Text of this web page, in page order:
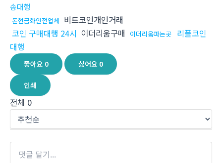
송대행
돈현금화안전업체 비트코인개인거래
코인 구매대행 24시 이더리움구매 이더리움파는곳
리플코인
대행
좋아요 0 싫어요 0
인쇄
전체 0